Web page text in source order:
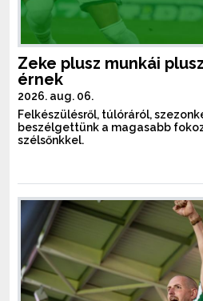
Zeke plusz munkái
érnek
2026. aug. 06.
Felkészülésről, túlóráról,
beszélgettünk a magasabb
szélsőnkkel.